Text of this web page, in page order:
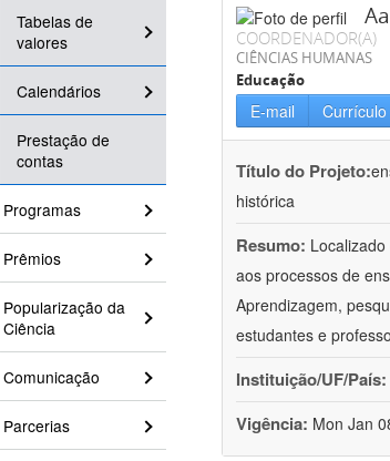
Tabelas de
valores
Calendários
Prestação de
contas
Programas
Prêmios
Popularização da
Ciência
Comunicação
Parcerias
COORDENADOR(A)
CIÊNCIAS HUMANAS
Educação
E-mail Currículo
Título do Projeto:
histórica
Resumo:
aos processos de
Aprendizagem,
estudantes e
Instituição/UF/País:
Vigência: Mon Jan